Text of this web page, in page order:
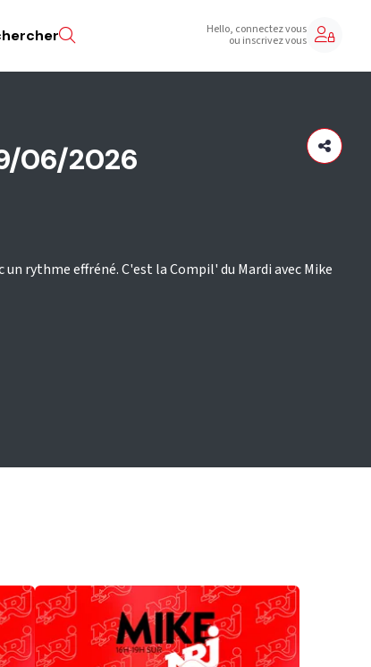
Hello, connectez vous
ou inscrivez vous
06/2026
rythme effréné. C'est la Compil' du Mardi avec Mike